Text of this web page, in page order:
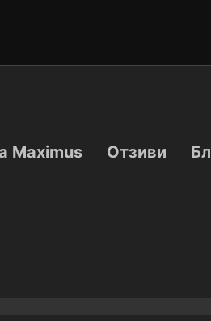
Maximus Отзиви